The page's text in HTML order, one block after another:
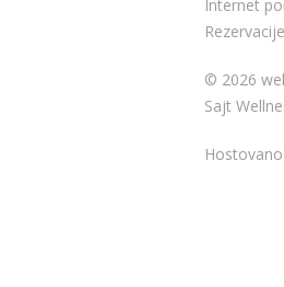
Internet
© 2026
Sajt